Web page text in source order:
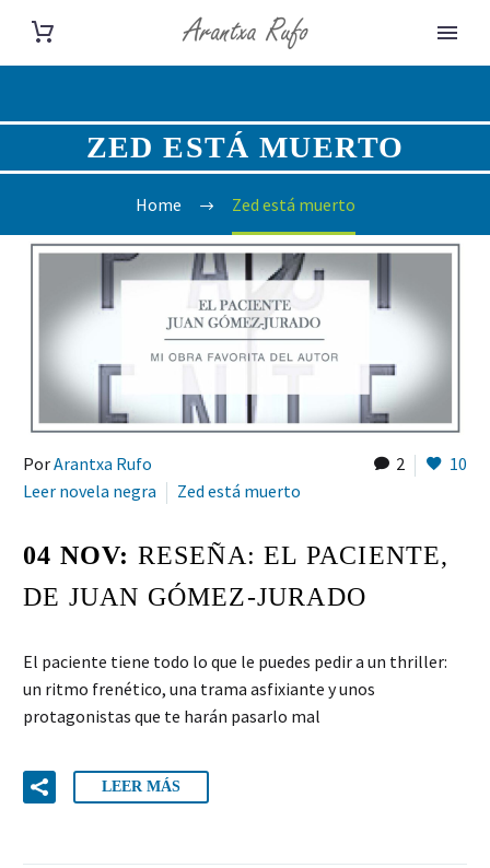
ZED ESTÁ MUERTO
Home Zed está muerto
2 10
PorArantxa Rufo
Leer novela negra
Zed está muerto
04 NOV: RESEÑA: EL PACIENTE,
DE JUAN GÓMEZ-JURADO
El paciente tiene todo lo que le puedes pedir a un thriller:
un ritmo frenético, una trama asfixiante y unos
protagonistas que te harán pasarlo mal
LEER MÁS